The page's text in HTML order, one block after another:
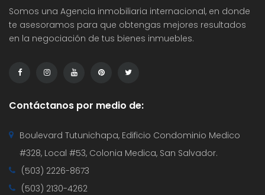
Somos una Agencia inmobiliaria internacional, en donde
te asesoramos para que obtengas mejores resultados
en la negociación de tus bienes inmuebles.
Contáctanos por medio de:
Boulevard Tutunichapa, Edificio Condominio Medico
#328, Local #53, Colonia Medica, San Salvador.
(503) 2226-8673
(503) 2130-4262